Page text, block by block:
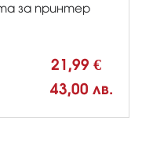
за принтер
21,99 €
43,00 лв.